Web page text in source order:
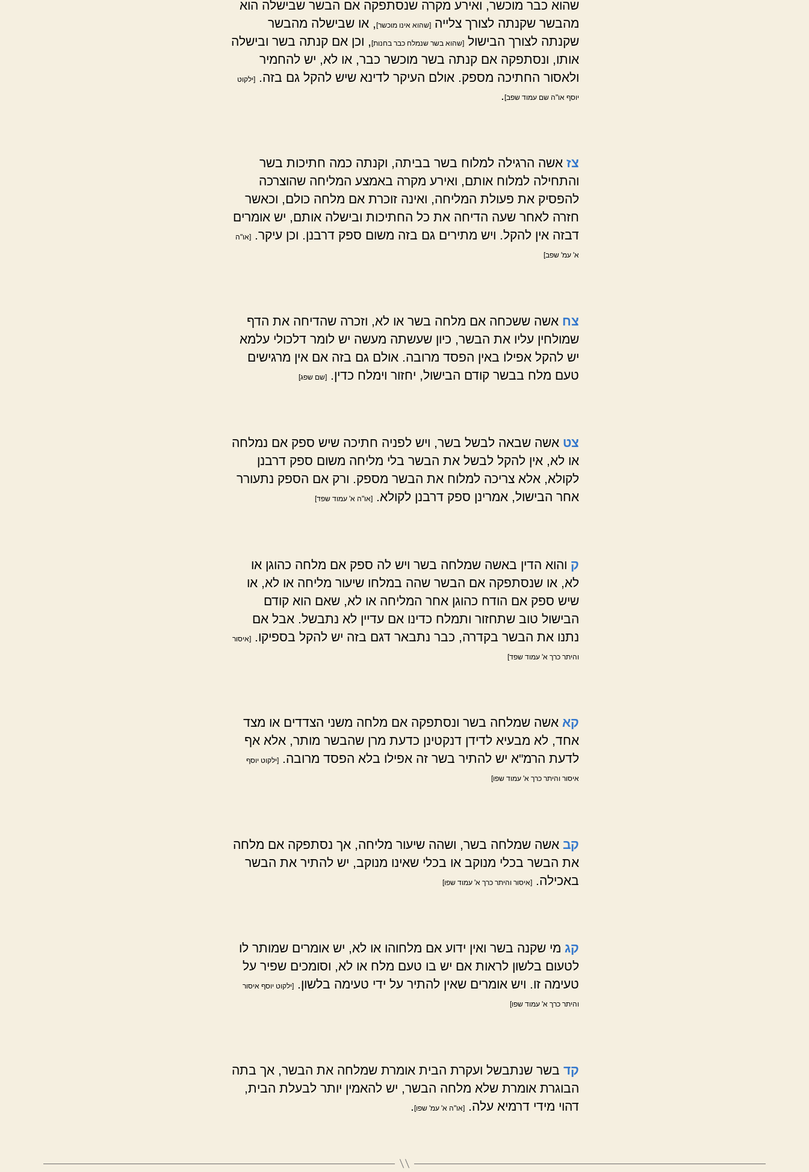
שהוא כבר מוכשר, ואירע מקרה שנסתפקה אם הבשר שבישלה הוא
מהבשר שקנתה לצורך צלייה [שהוא אינו מוכשר]
, או שבישלה מהבשר
שקנתה לצורך הבישול [שהוא בשר שנמלח כבר בחנות]
, וכן אם קנתה בשר ובישלה
אותו, ונסתפקה אם קנתה בשר מוכשר כבר, או לא, יש להחמיר
ולאסור החתיכה מספק. אולם העיקר לדינא שיש להקל גם בזה.
[ילקוט
יוסף או"ה שם עמוד שפב]
צז אשה הרגילה למלוח בשר בביתה, וקנתה כמה חתיכות בשר
והתחילה למלוח אותם, ואירע מקרה באמצע המליחה שהוצרכה
להפסיק את פעולת המליחה, ואינה זוכרת אם מלחה כולם, וכאשר
חזרה לאחר שעה הדיחה את כל החתיכות ובישלה אותם, יש אומרים
דבזה אין להקל. ויש מתירים גם בזה משום ספק דרבנן. וכן עיקר.
[או"ה
א' עמ' שפב]
צח אשה ששכחה אם מלחה בשר או לא, וזכרה שהדיחה את הדף
שמולחין עליו את הבשר, כיון שעשתה מעשה יש לומר דלכולי עלמא
יש להקל אפילו באין הפסד מרובה. אולם גם בזה אם אין מרגישים
טעם מלח בבשר קודם הבישול, יחזור וימלח כדין.
[שם שפג]
צט אשה שבאה לבשל בשר, ויש לפניה חתיכה שיש ספק אם נמלחה
או לא, אין להקל לבשל את הבשר בלי מליחה משום ספק דרבנן
לקולא, אלא צריכה למלוח את הבשר מספק. ורק אם הספק נתעורר
אחר הבישול, אמרינן ספק דרבנן לקולא.
[או"ה א' עמוד שפד]
ק והוא הדין באשה שמלחה בשר ויש לה ספק אם מלחה כהוגן או
לא, או שנסתפקה אם הבשר שהה במלחו שיעור מליחה או לא, או
שיש ספק אם הודח כהוגן אחר המליחה או לא, שאם הוא קודם
הבישול טוב שתחזור ותמלח כדינו אם עדיין לא נתבשל. אבל אם
נתנו את הבשר בקדרה, כבר נתבאר דגם בזה יש להקל בספיקו.
[איסור
והיתר כרך א' עמוד שפד]
קא אשה שמלחה בשר ונסתפקה אם מלחה משני הצדדים או מצד
אחד, לא מבעיא לדידן דנקטינן כדעת מרן שהבשר מותר, אלא אף
לדעת הרמ"א יש להתיר בשר זה אפילו בלא הפסד מרובה.
[ילקוט יוסף
איסור והיתר כרך א' עמוד שפו]
קב אשה שמלחה בשר, ושהה שיעור מליחה, אך נסתפקה אם מלחה
את הבשר בכלי מנוקב או בכלי שאינו מנוקב, יש להתיר את הבשר
באכילה.
[איסור והיתר כרך א' עמוד שפו]
קג מי שקנה בשר ואין ידוע אם מלחוהו או לא, יש אומרים שמותר לו
לטעום בלשון לראות אם יש בו טעם מלח או לא, וסומכים שפיר על
טעימה זו. ויש אומרים שאין להתיר על ידי טעימה בלשון.
[ילקוט יוסף איסור
והיתר כרך א' עמוד שפו]
קד בשר שנתבשל ועקרת הבית אומרת שמלחה את הבשר, אך בתה
הבוגרת אומרת שלא מלחה הבשר, יש להאמין יותר לבעלת הבית,
דהוי מידי דרמיא עלה.
[או"ה א' עמ' שפו]